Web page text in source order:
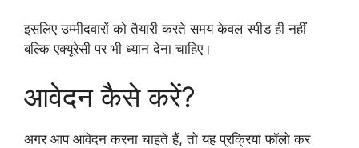
इसलिए उम्मीदवारों को तैयारी करते समय केवल स्पीड ही नहीं
बल्कि एक्यूरेसी पर भी ध्यान देना चाहिए।
आवेदन कैसे करें?
अगर आप आवेदन करना चाहते हैं, तो यह प्रक्रिया फॉलो कर